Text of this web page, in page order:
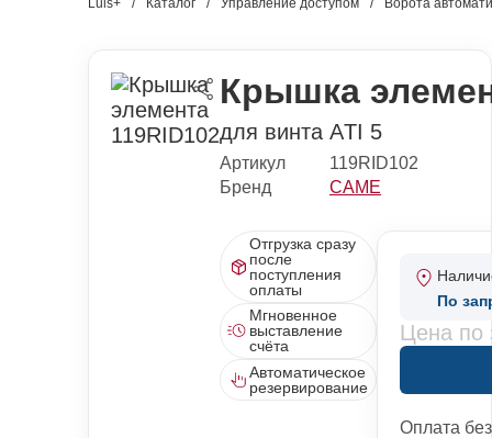
Luis+ Каталог Управление доступом Ворота
Крышка
для винта АTI 5
Артикул
119RID102
Бренд
CAME
Отгрузка сразу
после
поступления
оплаты
Мгновенное
выставление
счёта
Автоматическое
резервирование
По
Цена по
Оплата